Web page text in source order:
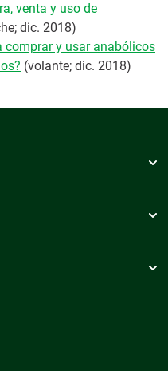
venta y uso de
dic. 2018)
comprar y usar anabólicos
(volante; dic. 2018)